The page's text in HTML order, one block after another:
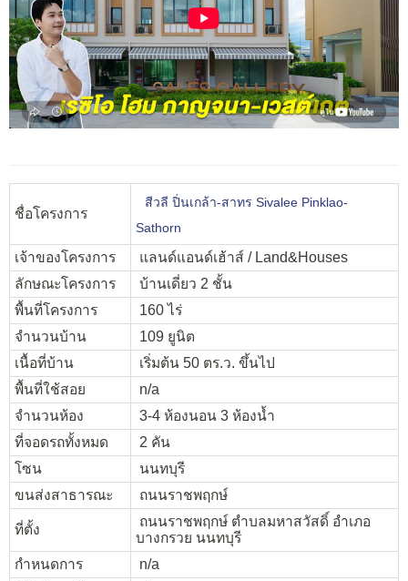
ชื่อโครงการ
สีวลี ปิ่นเกล้า-สาทร Sivalee Pinklao-
Sathorn
เจ้าของโครงการ
แลนด์แอนด์เฮ้าส์ / Land&Houses
ลักษณะโครงการ
บ้านเดี่ยว 2 ชั้น
พื้นที่โครงการ
160 ไร่
จำนวนบ้าน
109 ยูนิต
เนื้อที่บ้าน
เริ่มต้น 50 ตร.ว. ขึ้นไป
พื้นที่ใช้สอย
n/a
จำนวนห้อง
3-4 ห้องนอน 3 ห้องน้ำ
ที่จอดรถทั้งหมด
2 คัน
โซน
นนทบุรี
ขนส่งสาธารณะ
ถนนราชพฤกษ์
ที่ตั้ง
ถนนราชพฤกษ์ ตำบลมหาสวัสดิ์ อำเภอ
บางกรวย นนทบุรี
กำหนดการ
n/a